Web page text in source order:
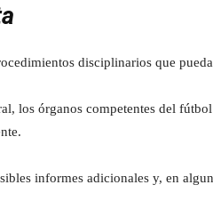
disciplinarios que
los órganos competentes del
informes adicionales y, en